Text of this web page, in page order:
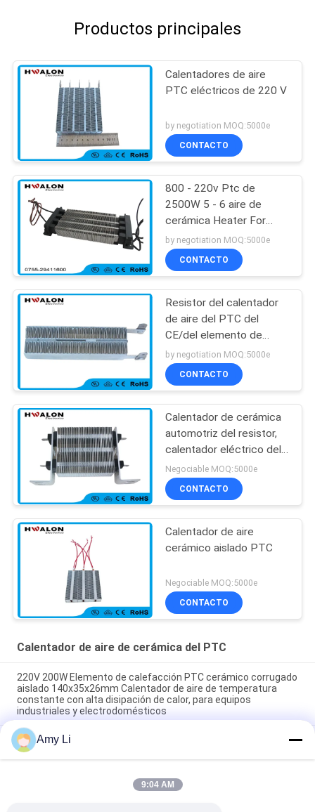
Productos principales
Calentadores de aire
PTC eléctricos de 220 V
by negotiation MOQ:5000e
CONTACTO
800 - 220v Ptc de
2500W 5 - 6 aire de
cerámica Heater For
Auto Air Conditioner de
M/S
by negotiation MOQ:5000e
CONTACTO
Resistor del calentador
de aire del PTC del
CE/del elemento de
calefacción para el
termóstato de la
calefacción de piso
by negotiation MOQ:5000e
CONTACTO
Calentador de cerámica
automotriz del resistor,
calentador eléctrico del
PTC del aire
acondicionado del coche
Negociable MOQ:5000e
CONTACTO
Calentador de aire
cerámico aislado PTC
Negociable MOQ:5000e
CONTACTO
Calentador de aire de cerámica del PTC
220V 200W Elemento de calefacción PTC cerámico corrugado
aislado 140x35x26mm Calentador de aire de temperatura
constante con alta disipación de calor, para equipos
industriales y electrodomésticos
Ahorro energético de la habitación PTC Auto ventilador de aire
calefactor de temperatura constante calefacción de aire
calefactor de elementos hogar seguro
Elemento calefactor de ventilador de aire cerámico PTC de 48
Amy Li
9:04 AM